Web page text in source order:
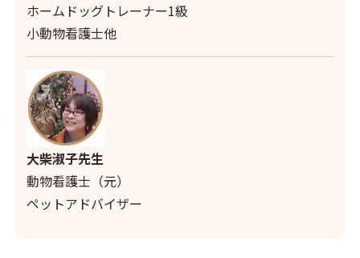
ホームドッグトレーナー1級
小動物看護士他
大柴淑子先生
動物看護士（元）
ペットアドバイザー